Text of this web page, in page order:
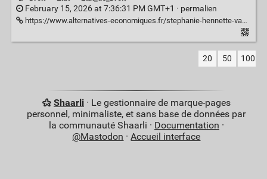
February 15, 2026 at 7:36:31 PM GMT+1 · permalien
https://www.alternatives-economiques.fr/stephanie-hennette-vauchez-conseil-detat-et-conseil-constitutionnel-rai/00117739
20 50 100
Shaarli· Le gestionnaire de marque-pages
personnel, minimaliste, et sans base de données par
la communauté Shaarli · Documentation ·
@Mastodon ·Accueil interface